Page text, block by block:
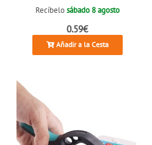
Recíbelosábado 8 agosto
0.59€
Añadir a la Cesta